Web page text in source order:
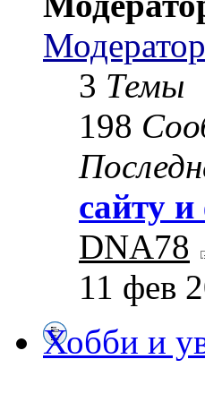
3 Темы
198
сайту
DNA78
11 фев
Хобби и